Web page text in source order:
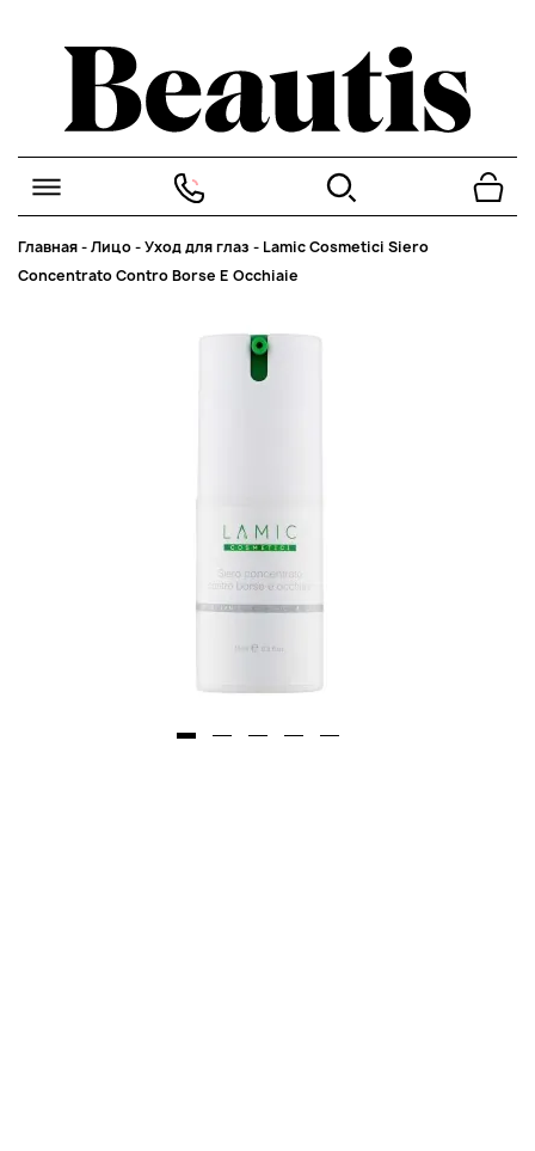
Главная-Лицо-Уход для глаз - Lamic Cosmetici Siero
Concentrato Contro Borse E Occhiaie